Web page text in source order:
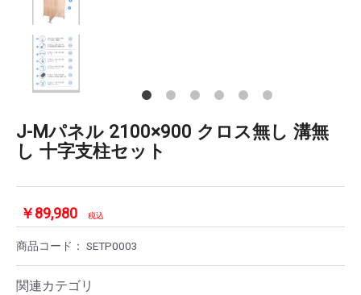
J-Mパネル 2100×900 クロス無し 溝無
し 十字支柱セット
￥89,980 税込
商品コード： SETP0003
関連カテゴリ